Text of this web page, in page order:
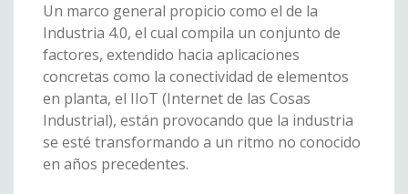
Un marco general propicio como el de la
Industria 4.0, el cual compila un conjunto de
factores, extendido hacia aplicaciones
concretas como la conectividad de elementos
en planta, el IIoT (Internet de las Cosas
Industrial), están provocando que la industria
se esté transformando a un ritmo no conocido
en años precedentes.